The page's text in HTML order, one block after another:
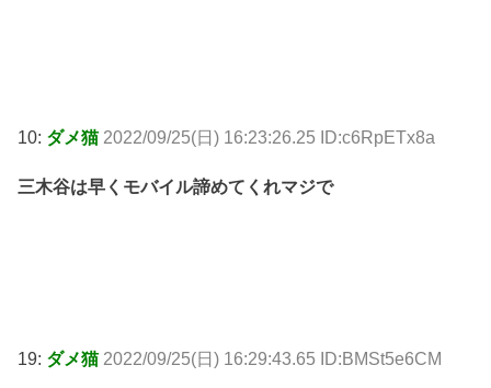
10: ダメ猫 2022/09/25(日) 16:23:26.25 ID:c6RpETx8a
三木谷は早くモバイル諦めてくれマジで
19: ダメ猫 2022/09/25(日) 16:29:43.65 ID:BMSt5e6CM